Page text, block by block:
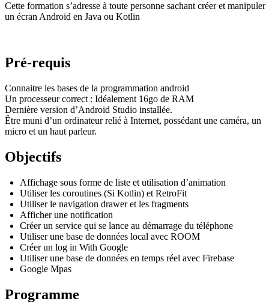
Cette formation s’adresse à toute personne sachant créer et manipuler
un écran Android en Java ou Kotlin
Pré-requis
Connaitre les bases de la programmation android
Un processeur correct : Idéalement 16go de RAM
Dernière version d’Android Studio installée.
Être muni d’un ordinateur relié à Internet, possédant une caméra, un
micro et un haut parleur.
Objectifs
Affichage sous forme de liste et utilisation d’animation
Utiliser les coroutines (Si Kotlin) et RetroFit
Utiliser le navigation drawer et les fragments
Afficher une notification
Créer un service qui se lance au démarrage du téléphone
Utiliser une base de données local avec ROOM
Créer un log in With Google
Utiliser une base de données en temps réel avec Firebase
Google Mpas
Programme